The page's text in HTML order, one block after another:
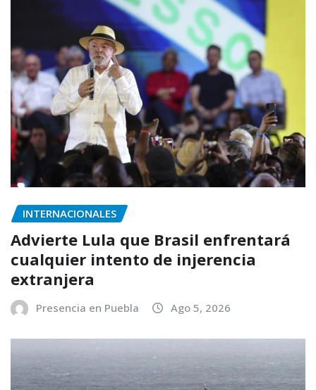
INTERNACIONALES
Advierte Lula que Brasil enfrentará
cualquier intento de injerencia
extranjera
Presencia en Puebla Ago 5, 2026